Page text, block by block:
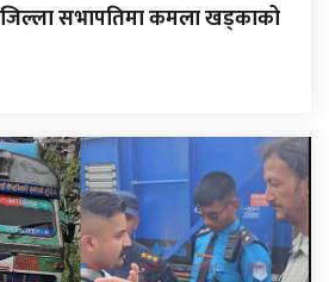
जिल्ला सभापतिमा कमला खड्काको